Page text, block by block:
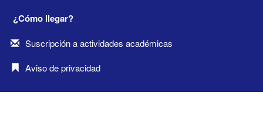
¿Cómo llegar?
Suscripción a actividades académicas
Aviso de privacidad